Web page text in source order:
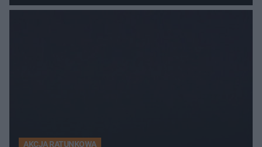
AKCJA RATUNKOWA